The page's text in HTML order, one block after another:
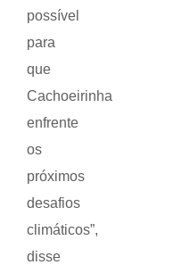
possível
para
que
Cachoeirinha
enfrente
os
próximos
desafios
climáticos”,
disse